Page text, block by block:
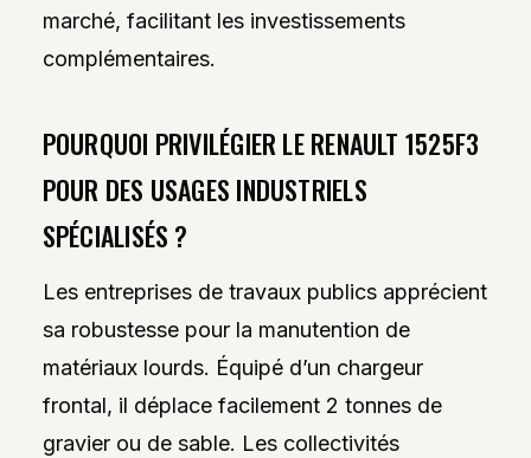
marché, facilitant les investissements
complémentaires.
POURQUOI PRIVILÉGIER LE RENAULT 1525F3
POUR DES USAGES INDUSTRIELS
SPÉCIALISÉS ?
Les entreprises de travaux publics apprécient
sa robustesse pour la manutention de
matériaux lourds. Équipé d’un chargeur
frontal, il déplace facilement 2 tonnes de
gravier ou de sable. Les collectivités